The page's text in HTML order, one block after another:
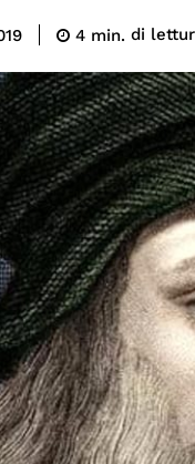
4 min. di